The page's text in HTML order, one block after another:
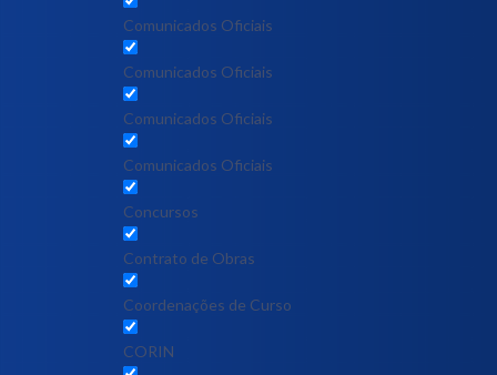
Comunicados Oficiais
Comunicados Oficiais
Comunicados Oficiais
Comunicados Oficiais
Concursos
Contrato de Obras
Coordenações de Curso
CORIN